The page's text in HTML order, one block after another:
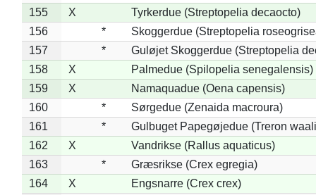
155
X
Tyrkerdue (Streptopelia decaocto)
156
*
Skoggerdue (Streptopelia
157
*
Guløjet Skoggerdue (Streptopelia
158
X
Palmedue (Spilopelia senegalensis)
159
X
Namaquadue (Oena capensis)
160
*
Sørgedue (Zenaida macroura)
161
*
Gulbuget Papegøjedue (Treron
162
X
Vandrikse (Rallus aquaticus)
163
*
Græsrikse (Crex egregia)
164
X
Engsnarre (Crex crex)